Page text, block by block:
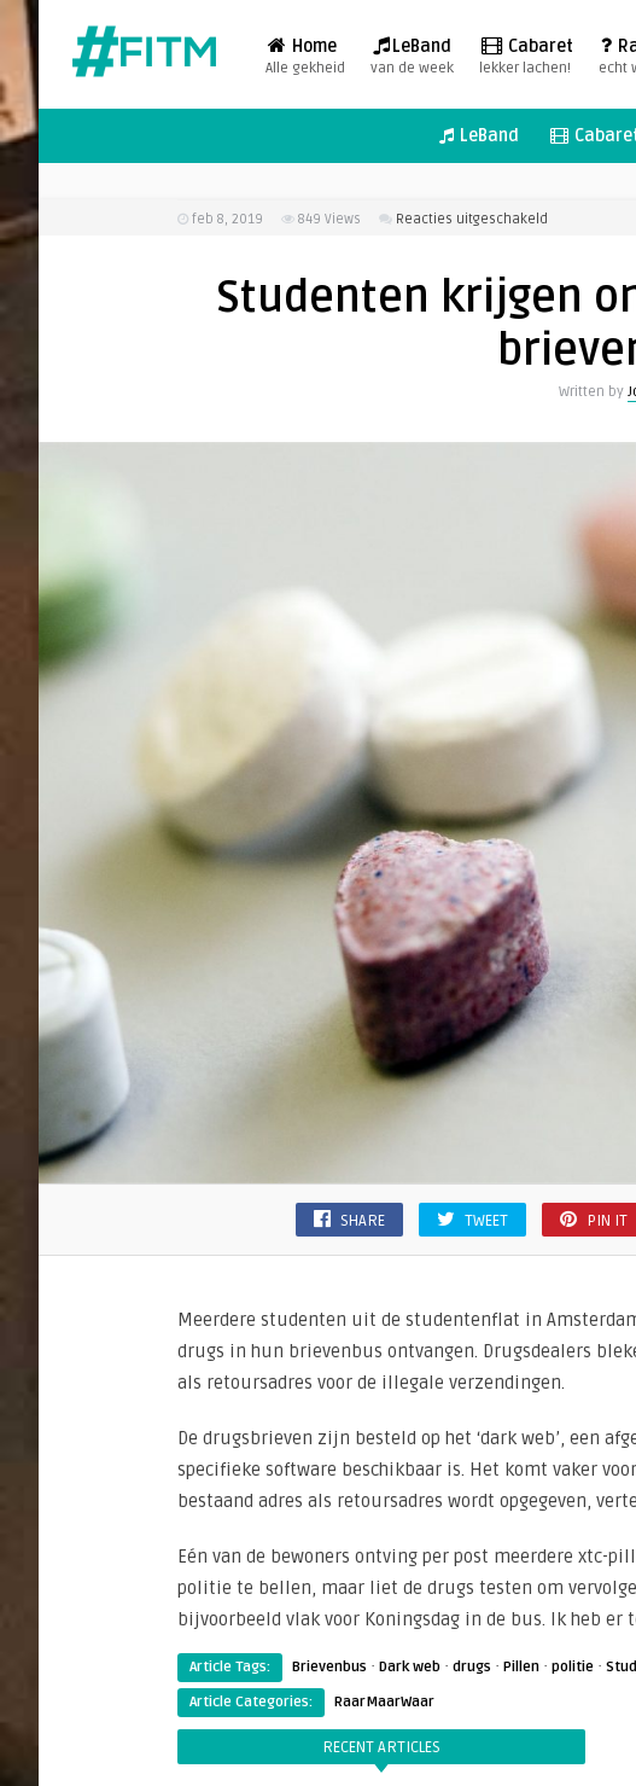
Home
Alle gekheid
LeBand
van de week
Cabaret
lekker lachen! echt
LeBand
feb 8, 2019 849 Views Reacties uitgeschakeld
ongevraagd
in
Studenten krijgen
Written by
SHARE TWEET PIN IT
Meerdere studenten uit de studentenflat in
drugs in hun brievenbus ontvangen. Drugsdealers
als retoursadres voor de illegale verzendingen.
De drugsbrieven zijn besteld op het ‘dark web’, een
specifieke software beschikbaar is. Het komt vaker
bestaand adres als retoursadres wordt opgegeven,
Eén van de bewoners ontving per post meerdere xtc-
politie te bellen, maar liet de drugs testen om
bijvoorbeeld vlak voor Koningsdag in de bus. Ik heb er
Article Tags: Brievenbus · Dark web · drugs · Pillen · politie ·
Article Categories:
RaarMaarWaar
RECENT ARTICLES